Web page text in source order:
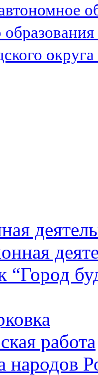
“Город
работа
народов